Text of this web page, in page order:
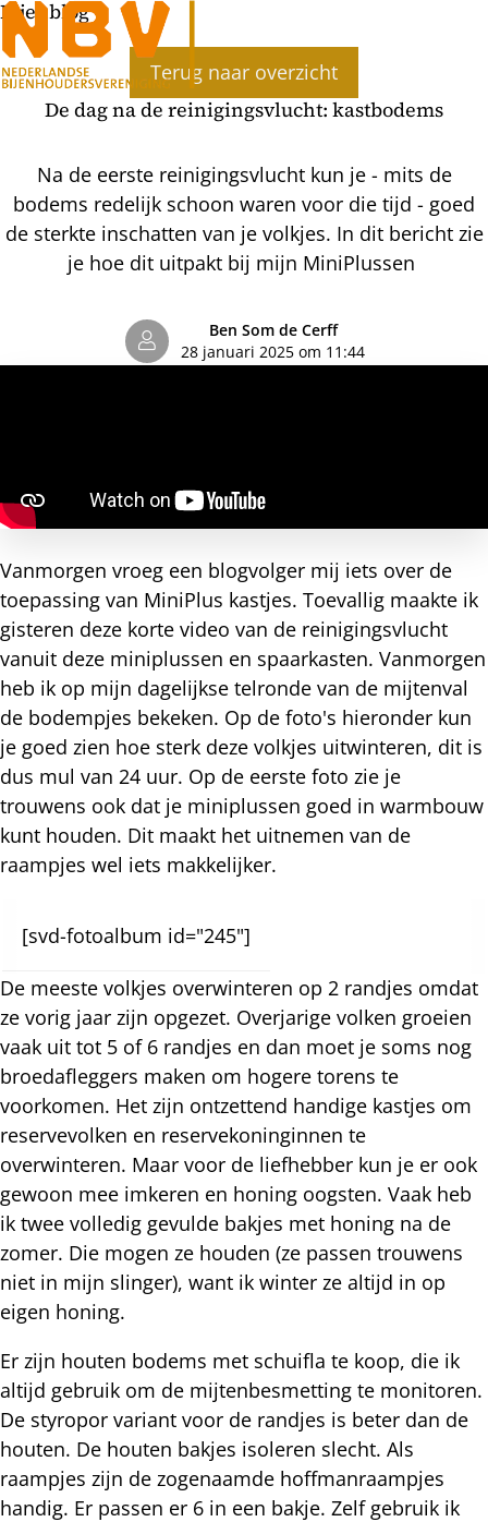
Bijenblog
Terug naar overzicht
De dag na de reinigingsvlucht: kastbodems
Na de eerste reinigingsvlucht kun je - mits de
bodems redelijk schoon waren voor die tijd - goed
de sterkte inschatten van je volkjes. In dit bericht zie
je hoe dit uitpakt bij mijn MiniPlussen
Ben Som de Cerff
28 januari 2025 om 11:44
Vanmorgen vroeg een blogvolger mij iets over de
toepassing van MiniPlus kastjes. Toevallig maakte ik
gisteren deze korte video van de reinigingsvlucht
vanuit deze miniplussen en spaarkasten. Vanmorgen
heb ik op mijn dagelijkse telronde van de mijtenval
de bodempjes bekeken. Op de foto's hieronder kun
je goed zien hoe sterk deze volkjes uitwinteren, dit is
dus mul van 24 uur. Op de eerste foto zie je
trouwens ook dat je miniplussen goed in warmbouw
kunt houden. Dit maakt het uitnemen van de
raampjes wel iets makkelijker.
[svd-fotoalbum id="245"]
De meeste volkjes overwinteren op 2 randjes omdat
ze vorig jaar zijn opgezet. Overjarige volken groeien
vaak uit tot 5 of 6 randjes en dan moet je soms nog
broedafleggers maken om hogere torens te
voorkomen. Het zijn ontzettend handige kastjes om
reservevolken en reservekoninginnen te
overwinteren. Maar voor de liefhebber kun je er ook
gewoon mee imkeren en honing oogsten. Vaak heb
ik twee volledig gevulde bakjes met honing na de
zomer. Die mogen ze houden (ze passen trouwens
niet in mijn slinger), want ik winter ze altijd in op
eigen honing.
Er zijn houten bodems met schuifla te koop, die ik
altijd gebruik om de mijtenbesmetting te monitoren.
De styropor variant voor de randjes is beter dan de
houten. De houten bakjes isoleren slecht. Als
raampjes zijn de zogenaamde hoffmanraampjes
handig. Er passen er 6 in een bakje. Zelf gebruik ik